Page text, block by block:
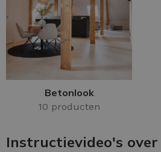
Betonlook
10 producten
Instructievideo's